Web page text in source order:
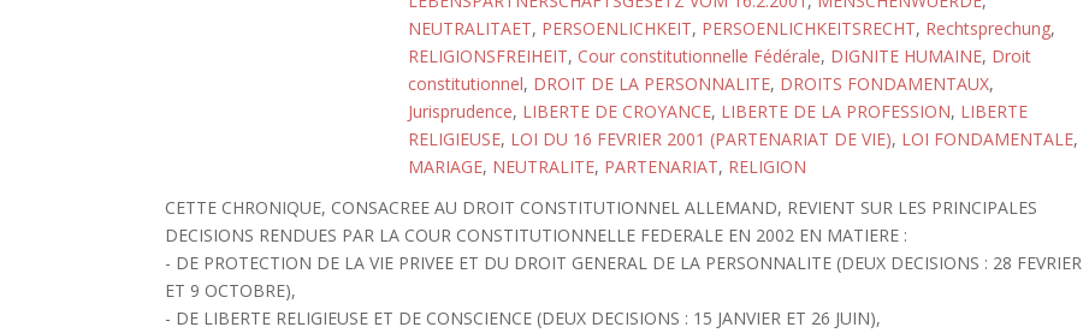
NEUTRALITAET, PERSOENLICHKEIT, PERSOENLICHKEITSRECHT, Rechtsprechung,
RELIGIONSFREIHEIT, Cour constitutionnelle Fédérale, DIGNITE HUMAINE, Droit
constitutionnel, DROIT DE LA PERSONNALITE, DROITS FONDAMENTAUX,
Jurisprudence, LIBERTE DE CROYANCE, LIBERTE DE LA PROFESSION, LIBERTE
RELIGIEUSE, LOI DU 16 FEVRIER 2001 (PARTENARIAT DE VIE), LOI FONDAMENTALE,
MARIAGE, NEUTRALITE, PARTENARIAT, RELIGION
CETTE CHRONIQUE, CONSACREE AU DROIT CONSTITUTIONNEL ALLEMAND, REVIENT SUR LES PRINCIPALES
DECISIONS RENDUES PAR LA COUR CONSTITUTIONNELLE FEDERALE EN 2002 EN MATIERE :
- DE PROTECTION DE LA VIE PRIVEE ET DU DROIT GENERAL DE LA PERSONNALITE (DEUX DECISIONS : 28 FEVRIER
ET 9 OCTOBRE),
- DE LIBERTE RELIGIEUSE ET DE CONSCIENCE (DEUX DECISIONS : 15 JANVIER ET 26 JUIN),